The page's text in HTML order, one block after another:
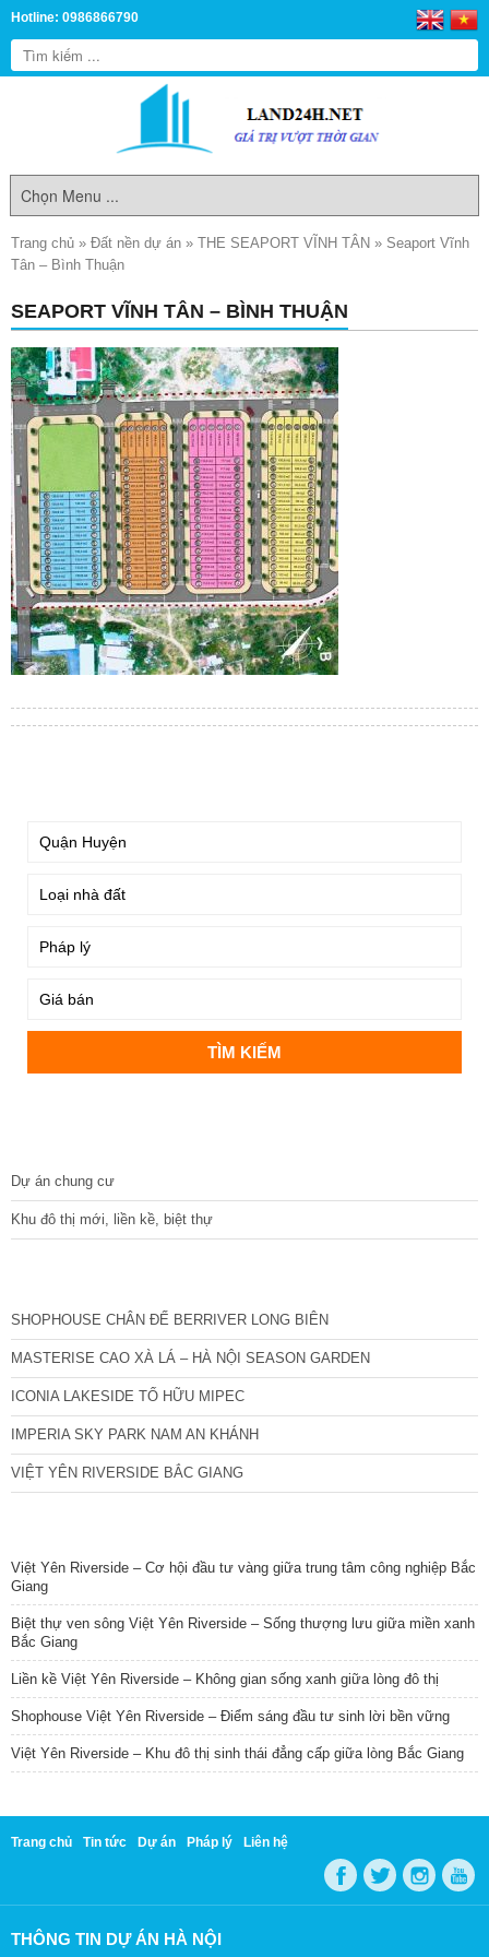
Hotline: 0986866790
Trang chủ » Đất nền dự án » THE SEAPORT VĨNH TÂN » Seaport Vĩnh
Tân – Bình Thuận
SEAPORT VĨNH TÂN – BÌNH THUẬN
Dự án chung cư
Khu đô thị mới, liền kề, biệt thự
SHOPHOUSE CHÂN ĐẾ BERRIVER LONG BIÊN
MASTERISE CAO XÀ LÁ – HÀ NỘI SEASON GARDEN
ICONIA LAKESIDE TỐ HỮU MIPEC
IMPERIA SKY PARK NAM AN KHÁNH
VIỆT YÊN RIVERSIDE BẮC GIANG
Việt Yên Riverside – Cơ hội đầu tư vàng giữa trung tâm công nghiệp Bắc
Giang
Biệt thự ven sông Việt Yên Riverside – Sống thượng lưu giữa miền xanh
Bắc Giang
Liền kề Việt Yên Riverside – Không gian sống xanh giữa lòng đô thị
Shophouse Việt Yên Riverside – Điểm sáng đầu tư sinh lời bền vững
Việt Yên Riverside – Khu đô thị sinh thái đẳng cấp giữa lòng Bắc Giang
Trang chủ Tin tức Dự án Pháp lý Liên hệ
THÔNG TIN DỰ ÁN HÀ NỘI